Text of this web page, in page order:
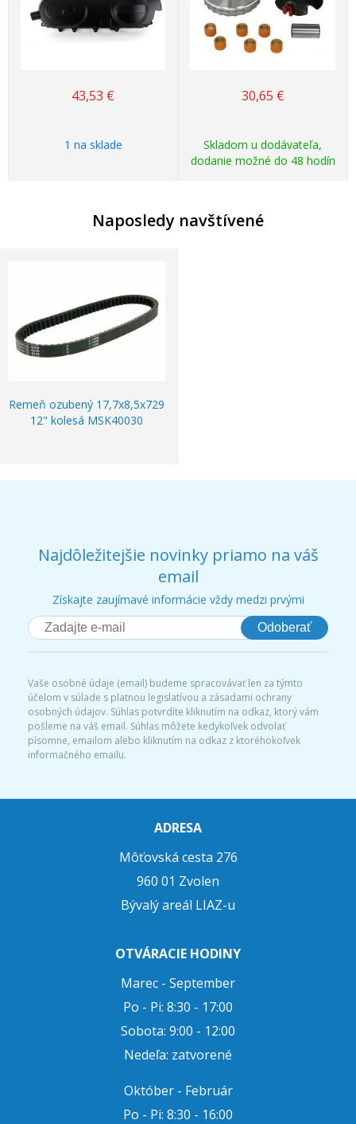
43,53 €
1 na sklade
30,65 €
Skladom u dodávateľa,
dodanie možné do 48 hodín
Naposledy navštívené
Remeň ozubený 17,7x8,5x729
12" kolesá MSK40030
Najdôležitejšie novinky priamo na váš
email
Získajte zaujímavé informácie vždy medzi prvými
Odoberať
Vaše osobné údaje (email) budeme spracovávať len za týmto
účelom v súlade s platnou legislatívou a zásadami ochrany
osobných údajov. Súhlas potvrdíte kliknutím na odkaz, ktorý vám
pošleme na váš email. Súhlas môžete kedykoľvek odvolať
písomne, emailom alebo kliknutím na odkaz z ktoréhokoľvek
informačného emailu.
ADRESA
Môťovská cesta 276
960 01 Zvolen
Bývalý areál LIAZ-u
OTVÁRACIE HODINY
Marec - September
Po - Pi: 8:30 - 17:00
Sobota: 9:00 - 12:00
Nedeľa: zatvorené
Október - Február
Po - Pi: 8:30 - 16:00